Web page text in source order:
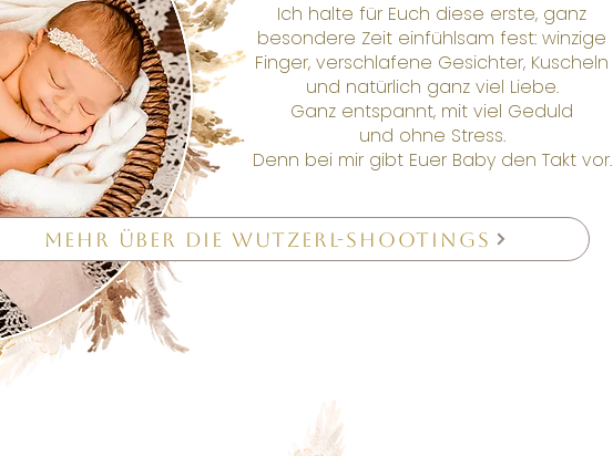
Ich halte für Euch diese erste, ganz
besondere Zeit einfühlsam fest: winzige
Finger, verschlafene Gesichter, Kuscheln
und natürlich ganz viel Liebe.
Ganz entspannt, mit viel Geduld
und ohne Stress.
Denn bei mir gibt Euer Baby den Takt vor.
Mehr über die Wutzerl-Shootings